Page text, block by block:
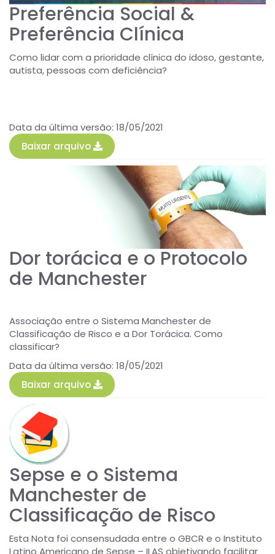
Preferência Social &
Preferência Clínica
Como lidar com a prioridade clínica do idoso, gestante,
autista, pessoas com deficiência?
Data da última versão: 18/05/2021
Baixar arquivo
Dor torácica e o Protocolo
de Manchester
Associação entre o Sistema Manchester de
Classificação de Risco e a Dor Torácica. Como
classificar?
Data da última versão: 18/05/2021
Baixar arquivo
Sepse e o Sistema
Manchester de
Classificação de Risco
Esta Nota foi consensudada entre o GBCR e o Instituto
Latino Americano de Sepse – ILAS objetivando facilitar